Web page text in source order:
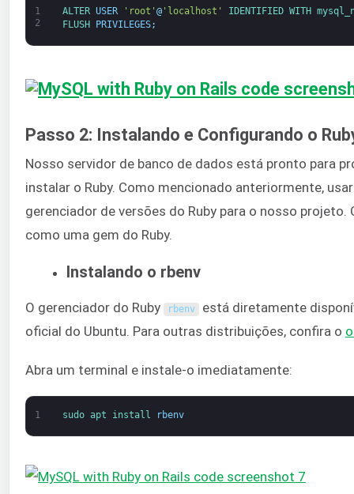
1
2
ALTER USER 'root' @'localhost' IDENTIFIED WITH
FLUSH PRIVILEGES;
Passo 2: Instalando e Configurando o
Nosso servidor de banco de dados está pronto para
instalar o Ruby. Como mencionado anteriormente,
gerenciador de versões do Ruby para o nosso projeto.
como uma gem do Ruby.
Instalando o rbenv
O gerenciador do Ruby rbenv está diretamente
oficial do Ubuntu. Para outras distribuições, confira o
Abra um terminal e instale-o imediatamente:
1 sudo apt install rbenv